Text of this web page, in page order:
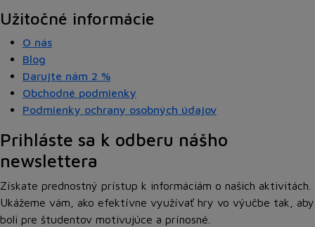
Užitočné informácie
O nás
Blog
Darujte nám 2 %
Obchodné podmienky
Podmienky ochrany osobných údajov
Prihláste sa k odberu nášho
newslettera
Získate prednostný prístup k informáciám o našich aktivitách.
Ukážeme vám, ako efektívne využívať hry vo výučbe tak, aby
boli pre študentov motivujúce a prínosné.